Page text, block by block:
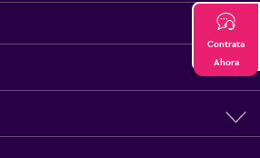
Contrata
Ahora